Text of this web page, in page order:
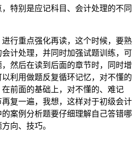
特别是应记科目、会计处理的不同
行重点强化再读，这个时候，要熟
计处理，并同时加强试题训练，可
然后在读到后面的章节时，同时增
利用做题反复循环记忆，对不懂的
前面的基础上，对不懂的、难记
复一遍，我想，这样对于初级会计
案例分析题要仔细理解自己答错哪
向、技巧。